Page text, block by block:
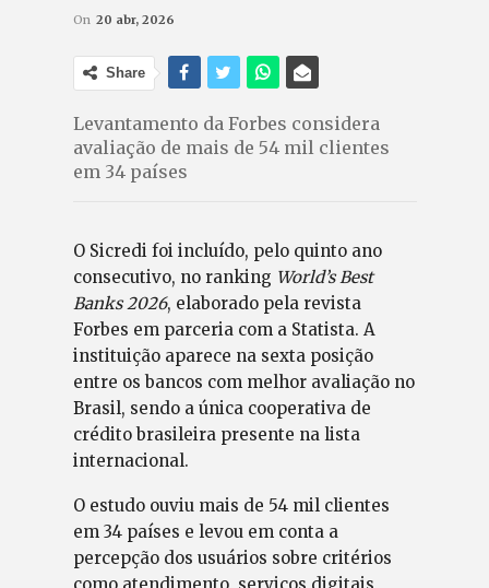
On 20 abr, 2026
Share
Levantamento da Forbes considera
avaliação de mais de 54 mil clientes
em 34 países
O Sicredi foi incluído, pelo quinto ano
consecutivo, no ranking World’s Best
Banks 2026, elaborado pela revista
Forbes em parceria com a Statista. A
instituição aparece na sexta posição
entre os bancos com melhor avaliação no
Brasil, sendo a única cooperativa de
crédito brasileira presente na lista
internacional.
O estudo ouviu mais de 54 mil clientes
em 34 países e levou em conta a
percepção dos usuários sobre critérios